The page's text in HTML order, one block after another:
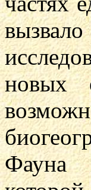
новых
Фауна